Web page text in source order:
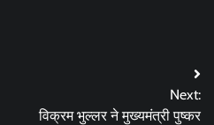
Next:
विक्रम भुल्लर ने मुख्यमंत्री पुष्कर